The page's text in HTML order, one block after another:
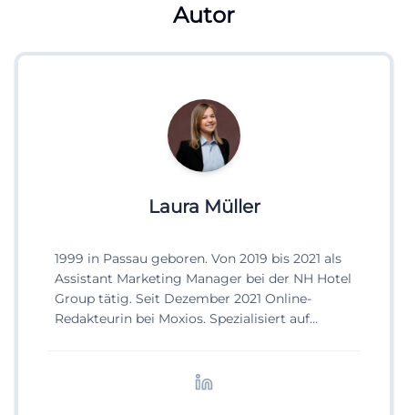
Autor
Laura Müller
1999 in Passau geboren. Von 2019 bis 2021 als
Assistant Marketing Manager bei der NH Hotel
Group tätig. Seit Dezember 2021 Online-
Redakteurin bei Moxios. Spezialisiert auf